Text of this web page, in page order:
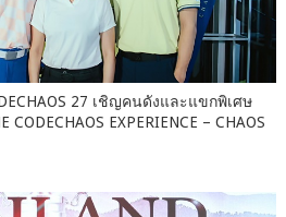
27 เชิญคนดังและแขกพิเศษ
EXPERIENCE – CHAOS